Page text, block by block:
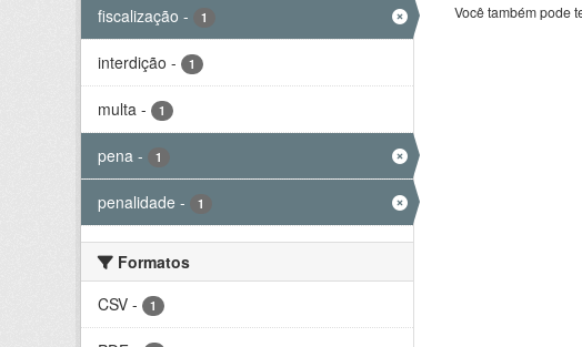
fiscalização - 1
interdição - 1
multa - 1
pena - 1
penalidade - 1
Formatos
CSV - 1
Você também pode